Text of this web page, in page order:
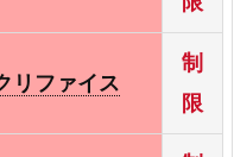
リファイス
制
限